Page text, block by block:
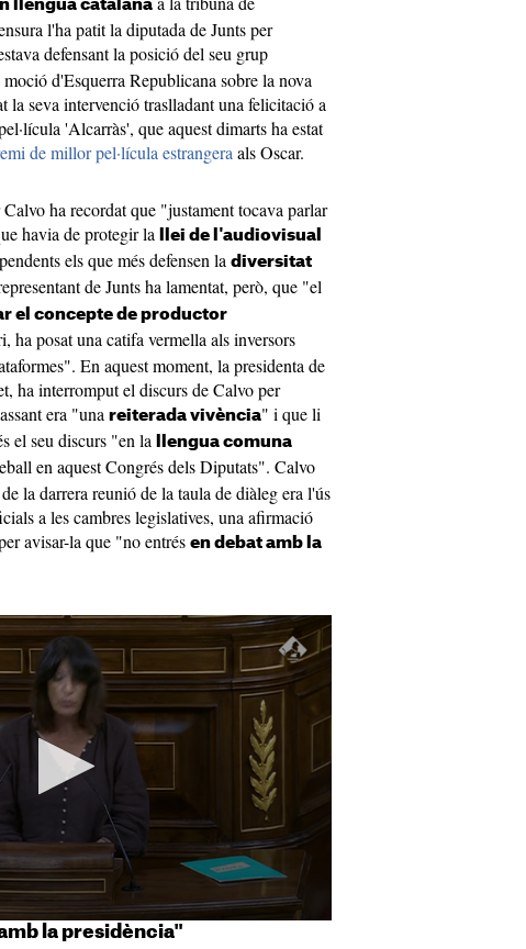
llengua catalana
l'ha patit la diputada de Junts per
defensant la posició del seu grup
d'Esquerra Republicana sobre la nova
seva intervenció traslladant una felicitació a
'Alcarràs', que aquest dimarts ha estat
de millor pel·lícula estrangera als Oscar.
ha recordat que "justament tocava parlar
havia de protegir la
llei de l'audiovisual
els que més defensen la diversitat
de Junts ha lamentat, però, que "el
el concepte de productor
ha posat una catifa vermella als inversors
En aquest moment, la presidenta de
ha interromput el discurs de Calvo per
era "una reiterada vivència" i que li
el seu discurs "en la
llengua comuna
en aquest Congrés dels Diputats". Calvo
la darrera reunió de la taula de diàleg era l'ús
a les cambres legislatives, una afirmació
avisar-la que "no entrés en debat amb la
la presidència"